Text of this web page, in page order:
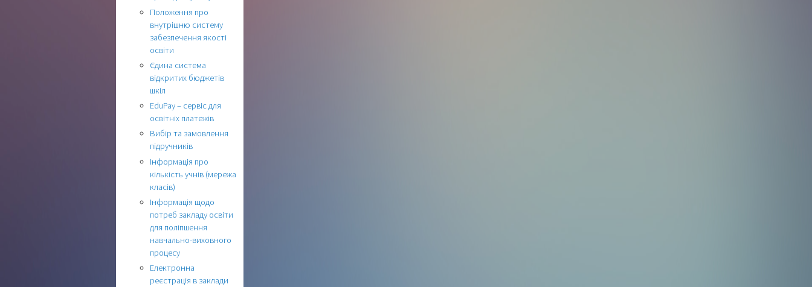
Положення про
внутрішню систему
забезпечення якості
освіти
Єдина система
відкритих бюджетів
шкіл
EduPay – сервіс для
освітніх платежів
Вибір та замовлення
підручників
Інформація про
кількість учнів (мережа
класів)
Інформація щодо
потреб закладу освіти
для поліпшення
навчально-виховного
процесу
Електронна
реєстрація в заклади